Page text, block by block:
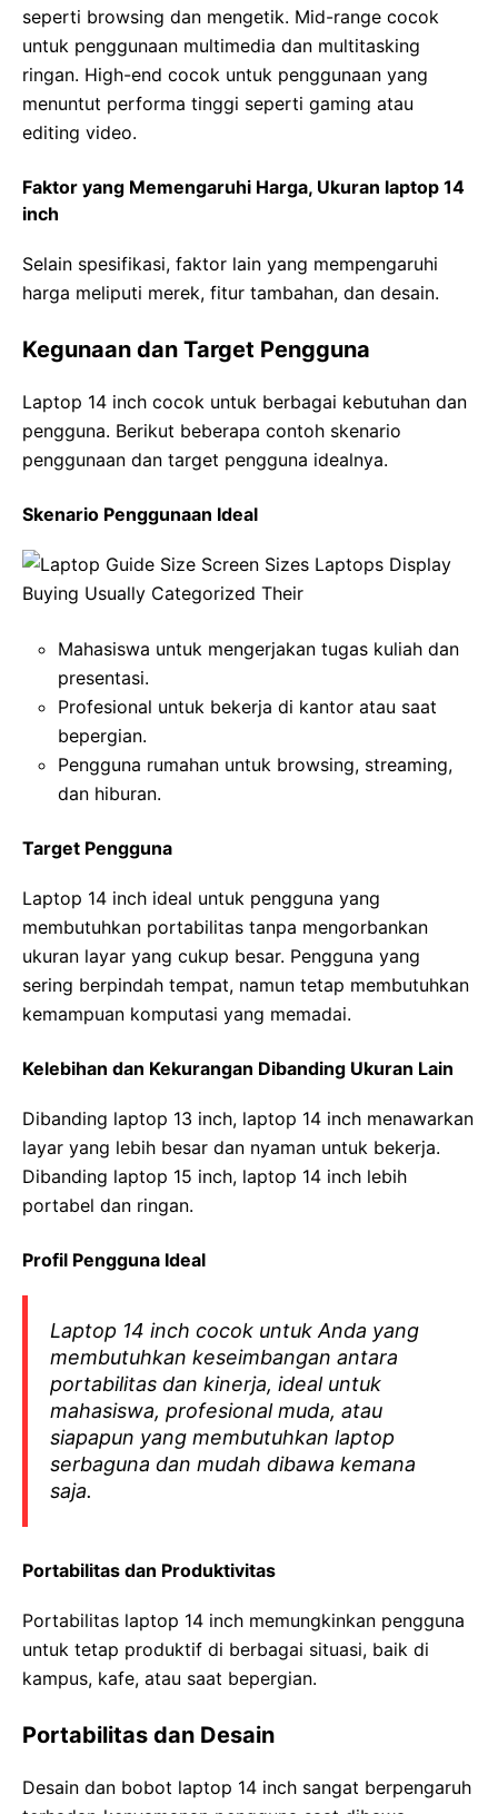
seperti browsing dan mengetik. Mid-range cocok
untuk penggunaan multimedia dan multitasking
ringan. High-end cocok untuk penggunaan yang
menuntut performa tinggi seperti gaming atau
editing video.
Faktor yang Memengaruhi Harga, Ukuran laptop 14
inch
Selain spesifikasi, faktor lain yang mempengaruhi
harga meliputi merek, fitur tambahan, dan desain.
Kegunaan dan Target Pengguna
Laptop 14 inch cocok untuk berbagai kebutuhan dan
pengguna. Berikut beberapa contoh skenario
penggunaan dan target pengguna idealnya.
Skenario Penggunaan Ideal
Mahasiswa untuk mengerjakan tugas kuliah dan
presentasi.
Profesional untuk bekerja di kantor atau saat
bepergian.
Pengguna rumahan untuk browsing, streaming,
dan hiburan.
Target Pengguna
Laptop 14 inch ideal untuk pengguna yang
membutuhkan portabilitas tanpa mengorbankan
ukuran layar yang cukup besar. Pengguna yang
sering berpindah tempat, namun tetap membutuhkan
kemampuan komputasi yang memadai.
Kelebihan dan Kekurangan Dibanding Ukuran Lain
Dibanding laptop 13 inch, laptop 14 inch menawarkan
layar yang lebih besar dan nyaman untuk bekerja.
Dibanding laptop 15 inch, laptop 14 inch lebih
portabel dan ringan.
Profil Pengguna Ideal
Laptop 14 inch cocok untuk Anda yang
membutuhkan keseimbangan antara
portabilitas dan kinerja, ideal untuk
mahasiswa, profesional muda, atau
siapapun yang membutuhkan laptop
serbaguna dan mudah dibawa kemana
saja.
Portabilitas dan Produktivitas
Portabilitas laptop 14 inch memungkinkan pengguna
untuk tetap produktif di berbagai situasi, baik di
kampus, kafe, atau saat bepergian.
Portabilitas dan Desain
Desain dan bobot laptop 14 inch sangat berpengaruh